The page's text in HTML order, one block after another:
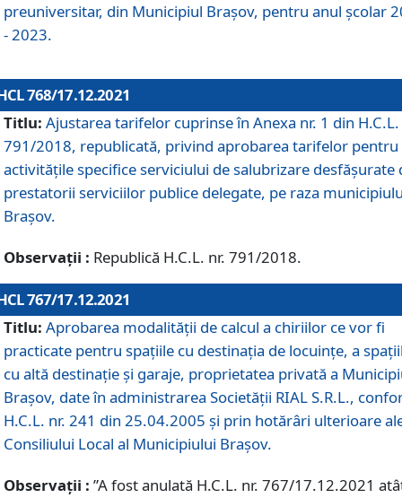
preuniversitar, din Municipiul Braşov, pentru anul şcolar
- 2023.
768/17.12.2021
Titlu: Ajustarea tarifelor cuprinse în Anexa nr. 1 din H.C.L.
791/2018, republicată, privind aprobarea tarifelor pentru
activităţile specifice serviciului de salubrizare desfăşurate
prestatorii serviciilor publice delegate, pe raza
Braşov.
Observații : Republică H.C.L. nr. 791/2018.
767/17.12.2021
Titlu: Aprobarea modalității de calcul a chiriilor ce vor fi
practicate pentru spaţiile cu destinaţia de locuinţe, a
cu altă destinaţie şi garaje, proprietatea privată a
Braşov, date în administrarea Societăţii RIAL S.R.L.,
H.C.L. nr. 241 din 25.04.2005 și prin hotărâri ulterioare
Consiliului Local al Municipiului Braşov.
Observații : ”A fost anulată H.C.L. nr. 767/17.12.2021